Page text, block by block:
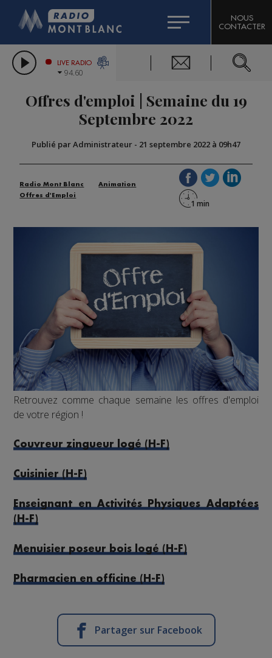
LES CHRONIQUES DE L'EXPERT
CITIZEN MACHINERY
GRAND MASSIF DOMAINES SKIABLES
BIGARD
COMPAGNIE DU MONT-BLANC
NOUS
CONTACTER
LIVE RADIO
94.60
Offres d'emploi | Semaine du 19
Septembre 2022
Publié par Administrateur - 21 septembre 2022 à 09h47
Radio Mont Blanc
Animation
Offres d'Emploi
Retrouvez comme chaque semaine les offres d'emploi
de votre région !
Couvreur zingueur logé (H-F)
Cuisinier (H-F)
Enseignant en Activités Physiques Adaptées
(H-F)
Menuisier poseur bois logé (H-F)
Pharmacien en officine (H-F)
Partager sur Facebook